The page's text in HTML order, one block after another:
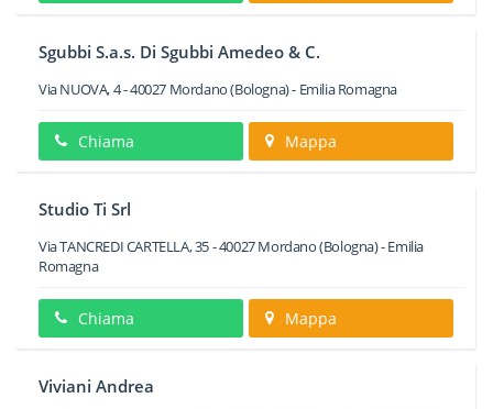
Sgubbi S.a.s. Di Sgubbi Amedeo & C.
Via NUOVA, 4-40027 Mordano(Bologna) - Emilia Romagna
Chiama Mappa
Studio Ti Srl
Via TANCREDI CARTELLA, 35-40027Mordano(Bologna) -Emilia
Romagna
Chiama Mappa
Viviani Andrea